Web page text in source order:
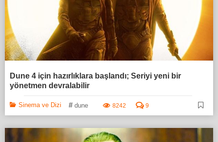
Dune 4 için hazırlıklara başlandı; Seriyi yeni bir
yönetmen devralabilir
Sinema ve Dizi # dune 8242 9